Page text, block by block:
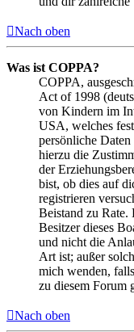
Nach oben
Was ist COPPA?
COPPA,
Act of 1998
von Kindern im
USA, welches
persönliche
hierzu die
der
bist, ob dies auf
registrieren
Beistand zu Rate.
Besitzer dieses
und nicht die
Art ist; außer
mich wenden,
zu diesem Forum
Nach oben